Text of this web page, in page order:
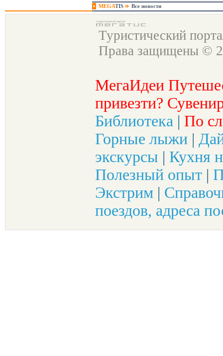
MEGATIS Все новости
Туристический
Права защищены ©
МегаИдеи
привезти?
Библиотека | По
Горные лыжи |
экскурсы | Кухня
Полезный опыт |
Экстрим |
поездов, адреса